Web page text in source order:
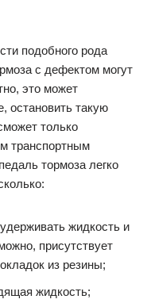
подобного рода
с дефектом могут
это может
остановить такую
только
транспортным
тормоза легко
жидкость и
присутствует
из резины;
жидкость;